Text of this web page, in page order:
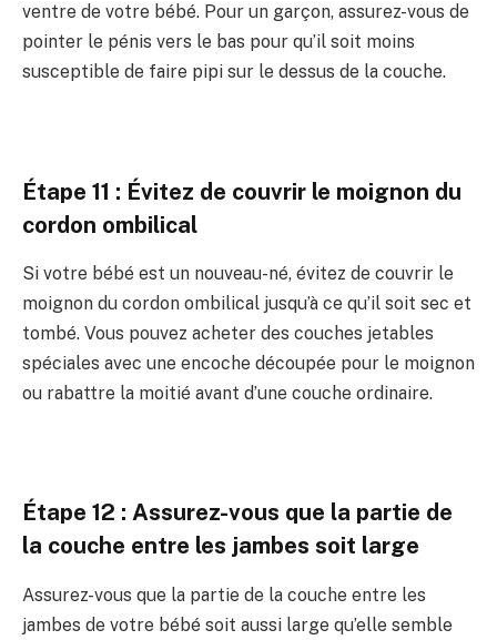
ventre de votre bébé. Pour un garçon, assurez-vous de
pointer le pénis vers le bas pour qu’il soit moins
susceptible de faire pipi sur le dessus de la couche.
Étape 11 : Évitez de couvrir le moignon du
cordon ombilical
Si votre bébé est un nouveau-né, évitez de couvrir le
moignon du cordon ombilical jusqu’à ce qu’il soit sec et
tombé. Vous pouvez acheter des couches jetables
spéciales avec une encoche découpée pour le moignon
ou rabattre la moitié avant d’une couche ordinaire.
Étape 12 : Assurez-vous que la partie de
la couche entre les jambes soit large
Assurez-vous que la partie de la couche entre les
jambes de votre bébé soit aussi large qu’elle semble